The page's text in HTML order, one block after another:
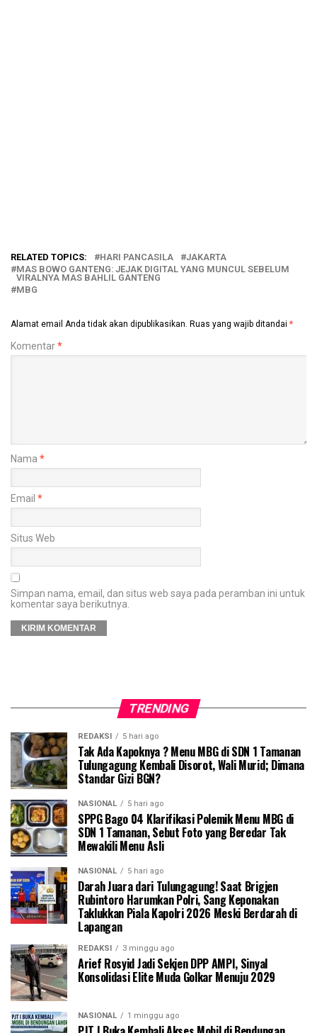
RELATED TOPICS: HARI PANCASILA
JAKARTA
MAS BOWO GANTENG: JEJAK DIGITAL YANG MUNCUL SEBELUM
VIRALNYA MAS BAHLIL GANTENG
MBG
Alamat email Anda tidak akan dipublikasikan. Ruas yang wajib ditandai *
Komentar*
Nama *
Email *
Situs Web
Simpan nama, email, dan situs web saya pada peramban ini untuk
komentar saya berikutnya.
TRENDING
REDAKSI 5 hari ago
Tak Ada Kapoknya ? Menu MBG di SDN 1 Tamanan
Tulungagung Kembali Disorot, Wali Murid; Dimana
Standar Gizi BGN?
NASIONAL 5 hari ago
SPPG Bago 04 Klarifikasi Polemik Menu MBG di
SDN 1 Tamanan, Sebut Foto yang Beredar Tak
Mewakili Menu Asli
NASIONAL 5 hari ago
Darah Juara dari Tulungagung! Saat Brigjen
Rubintoro Harumkan Polri, Sang Keponakan
Taklukkan Piala Kapolri 2026 Meski Berdarah di
Lapangan
REDAKSI 3 minggu ago
Arief Rosyid Jadi Sekjen DPP AMPI, Sinyal
Konsolidasi Elite Muda Golkar Menuju 2029
NASIONAL 1 minggu ago